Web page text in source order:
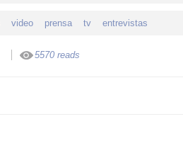
video prensa tv entrevistas
5570 reads